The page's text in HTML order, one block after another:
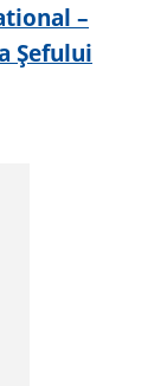
–
Șefului